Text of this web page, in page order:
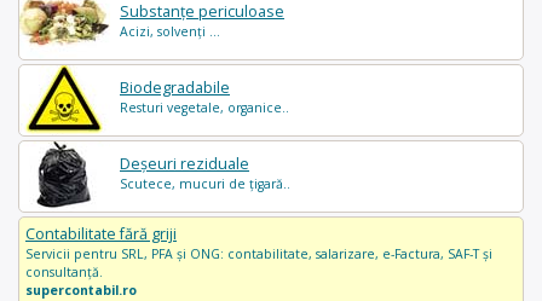
Substanțe periculoase
Acizi, solvenți ...
Biodegradabile
Resturi vegetale, organice..
Deșeuri reziduale
Scutece, mucuri de țigară..
Contabilitate fără griji
Servicii pentru SRL, PFA și ONG: contabilitate, salarizare, e-Factura, SAF-T și
consultanță.
supercontabil.ro